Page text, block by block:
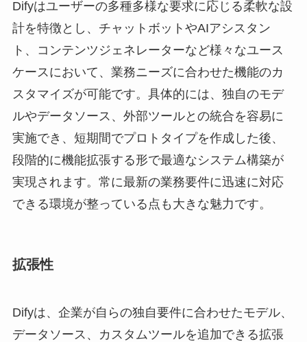
Difyはユーザーの多種多様な要求に応じる柔軟な設
計を特徴とし、チャットボットやAIアシスタン
ト、コンテンツジェネレーターなど様々なユース
ケースにおいて、業務ニーズに合わせた機能のカ
スタマイズが可能です。具体的には、独自のモデ
ルやデータソース、外部ツールとの統合を容易に
実施でき、短期間でプロトタイプを作成した後、
段階的に機能拡張する形で最適なシステム構築が
実現されます。常に最新の業務要件に迅速に対応
できる環境が整っている点も大きな魅力です。
拡張性
Difyは、企業が自らの独自要件に合わせたモデル、
データソース、カスタムツールを追加できる拡張